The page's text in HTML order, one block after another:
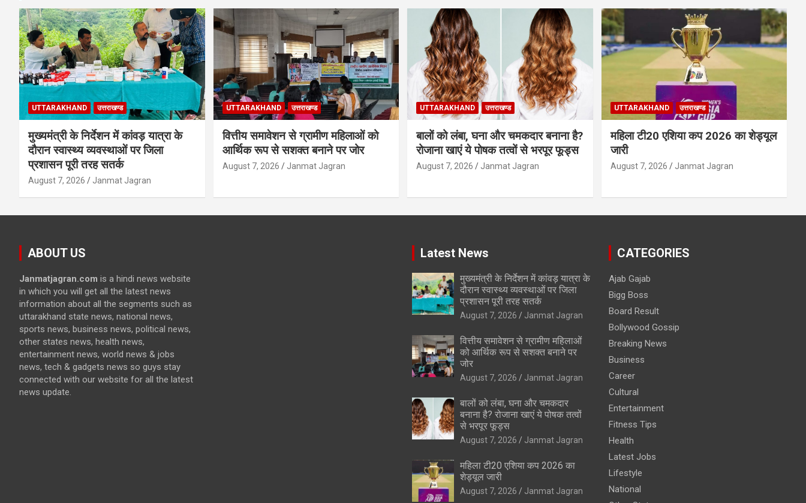
UTTARAKHAND उत्तराखण्ड
मुख्यमंत्री के निर्देशन में कांवड़ यात्रा के
दौरान स्वास्थ्य व्यवस्थाओं पर जिला
प्रशासन पूरी तरह सतर्क
August 7, 2026 Janmat Jagran
UTTARAKHAND उत्तराखण्ड
वित्तीय समावेशन से ग्रामीण महिलाओं को
आर्थिक रूप से सशक्त बनाने पर जोर
August 7, 2026 Janmat Jagran
UTTARAKHAND उत्तराखण्ड
बालों को लंबा, घना और चमकदार बनाना है?
रोजाना खाएं ये पोषक तत्वों से भरपूर फूड्स
August 7, 2026 Janmat Jagran
UTTARAKHAND उत्तराखण्ड
महिला टी20 एशिया कप 2026 का शेड्यूल
जारी
August 7, 2026 Janmat Jagran
ABOUT US
Janmatjagran.com is a hindi news website
in which you will get all the latest news
information about all the segments such as
uttarakhand state news, national news,
sports news, business news, political news,
other states news, health news,
entertainment news, world news & jobs
news, tech & gadgets news so guys stay
connected with our website for all the latest
news update.
Latest News
मुख्यमंत्री के निर्देशन में कांवड़ यात्रा के
दौरान स्वास्थ्य व्यवस्थाओं पर जिला
प्रशासन पूरी तरह सतर्क
August 7, 2026 Janmat Jagran
वित्तीय समावेशन से ग्रामीण महिलाओं
को आर्थिक रूप से सशक्त बनाने पर
जोर
August 7, 2026 Janmat Jagran
बालों को लंबा, घना और चमकदार
बनाना है? रोजाना खाएं ये पोषक तत्वों
से भरपूर फूड्स
August 7, 2026 Janmat Jagran
महिला टी20 एशिया कप 2026 का
शेड्यूल जारी
August 7, 2026 Janmat Jagran
CATEGORIES
Ajab Gajab
Bigg Boss
Board Result
Bollywood Gossip
Breaking News
Business
Career
Cultural
Entertainment
Fitness Tips
Health
Latest Jobs
Lifestyle
National